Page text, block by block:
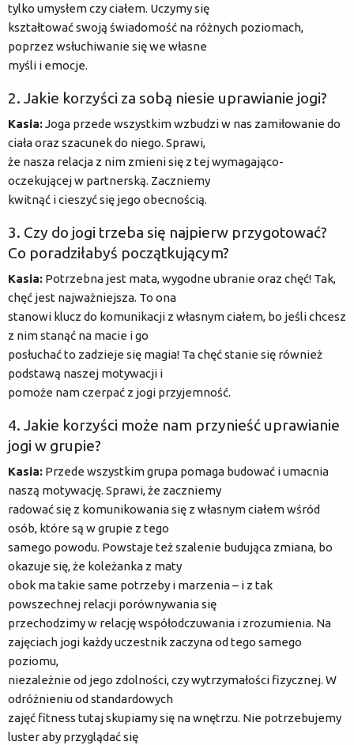
Yoga Detox Camp
tylko umysłem czy ciałem. Uczymy się
kształtować swoją świadomość na różnych poziomach,
poprzez wsłuchiwanie się we własne
myśli i emocje.
2. Jakie korzyści za sobą niesie uprawianie jogi?
Kasia:Joga przede wszystkim wzbudzi w nas zamiłowanie do
ciała oraz szacunek do niego. Sprawi,
że nasza relacja z nim zmieni się z tej wymagająco-
oczekującej w partnerską. Zaczniemy
kwitnąć i cieszyć się jego obecnością.
3. Czy do jogi trzeba się najpierw przygotować?
Co poradziłabyś początkującym?
Kasia: Potrzebna jest mata, wygodne ubranie oraz chęć! Tak,
chęć jest najważniejsza. To ona
stanowi klucz do komunikacji z własnym ciałem, bo jeśli chcesz
z nim stanąć na macie i go
posłuchać to zadzieje się magia! Ta chęć stanie się również
podstawą naszej motywacji i
pomoże nam czerpać z jogi przyjemność.
4. Jakie korzyści może nam przynieść uprawianie
jogi w grupie?
Kasia: Przede wszystkim grupa pomaga budować i umacnia
naszą motywację. Sprawi, że zaczniemy
radować się z komunikowania się z własnym ciałem wśród
osób, które są w grupie z tego
samego powodu. Powstaje też szalenie budująca zmiana, bo
okazuje się, że koleżanka z maty
obok ma takie same potrzeby i marzenia – i z tak
powszechnej relacji porównywania się
przechodzimy w relację współodczuwania i zrozumienia. Na
zajęciach jogi każdy uczestnik zaczyna od tego samego
poziomu,
niezależnie od jego zdolności, czy wytrzymałości fizycznej. W
odróżnieniu od standardowych
zajęć fitness tutaj skupiamy się na wnętrzu. Nie potrzebujemy
luster aby przyglądać się